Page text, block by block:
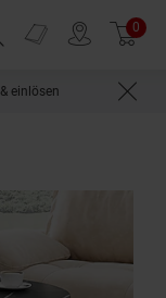
einblenden
Prospekte 0
einlösen